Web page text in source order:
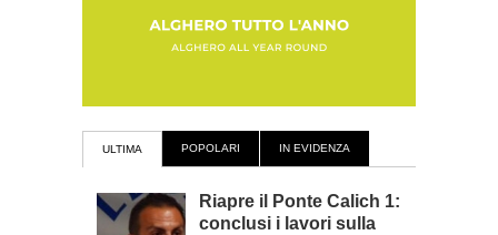
ULTIMA POPOLARI IN EVIDENZA
Riapre il Ponte Calich 1:
conclusi i lavori sulla